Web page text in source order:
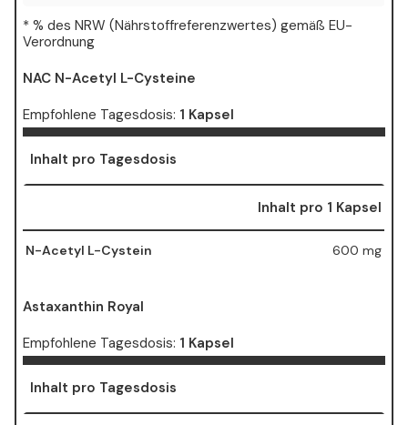
* % des NRW (Nährstoffreferenzwertes) gemäß EU-
Verordnung
NAC N-Acetyl L-Cysteine
Empfohlene Tagesdosis: 1 Kapsel
Inhalt pro Tagesdosis
Inhalt pro 1 Kapsel
N-Acetyl L-Cystein 600 mg
Astaxanthin Royal
Empfohlene Tagesdosis: 1 Kapsel
Inhalt pro Tagesdosis